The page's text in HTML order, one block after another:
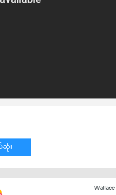
ဆုံး
Wallace